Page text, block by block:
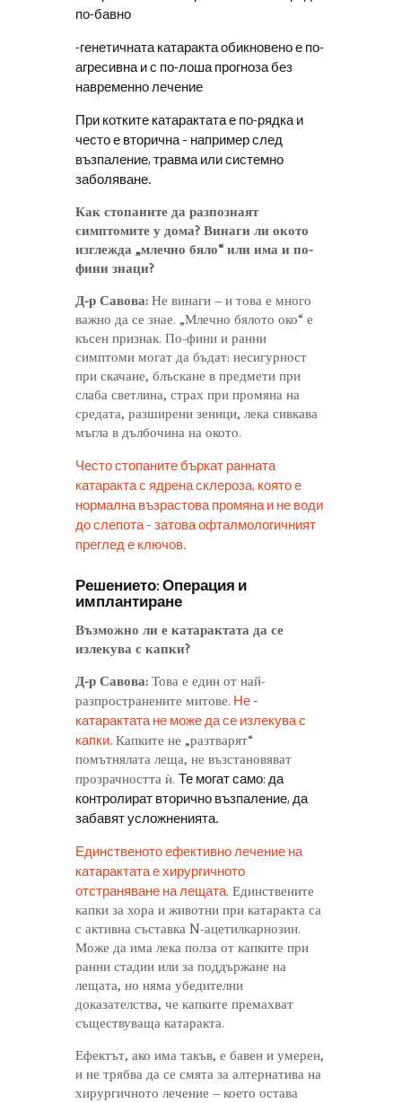
по-бавно
-генетичната катаракта обикновено е по-
агресивна и с по-лоша прогноза без
навременно лечение
При котките катарактата е по-рядка и
често е вторична – например след
възпаление, травма или системно
заболяване.
Как стопаните да разпознаят
симптомите у дома? Винаги ли окото
изглежда „млечно бяло“ или има и по-
фини знаци?
Д-р Савова: Не винаги – и това е много
важно да се знае. „Млечно бялото око“ е
късен признак. По-фини и ранни
симптоми могат да бъдат: несигурност
при скачане, блъскане в предмети при
слаба светлина, страх при промяна на
средата, разширени зеници, лека сивкава
мъгла в дълбочина на окото.
Често стопаните бъркат ранната
катаракта с ядрена склероза, която е
нормална възрастова промяна и не води
до слепота – затова офталмологичният
преглед е ключов.
Решението: Операция и
имплантиране
Възможно ли е катарактата да се
излекува с капки?
Д-р Савова: Това е един от най-
разпространените митове. Не –
катарактата не може да се излекува с
капки. Капките не „разтварят“
помътнялата леща, не възстановяват
прозрачността ѝ. Те могат само: да
контролират вторично възпаление, да
забавят усложненията.
Единственото ефективно лечение на
катарактата е хирургичното
отстраняване на лещата. Единствените
капки за хора и животни при катаракта са
с активна съставка N-ацетилкарнозин.
Може да има лека полза от капките при
ранни стадии или за поддържане на
лещата, но няма убедителни
доказателства, че капките премахват
съществуваща катаракта.
Ефектът, ако има такъв, е бавен и умерен,
и не трябва да се смята за алтернатива на
хирургичното лечение – което остава